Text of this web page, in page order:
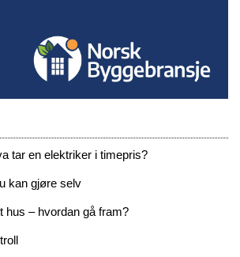
tar en elektriker i timepris?
kan gjøre selv
hus – hvordan gå fram?